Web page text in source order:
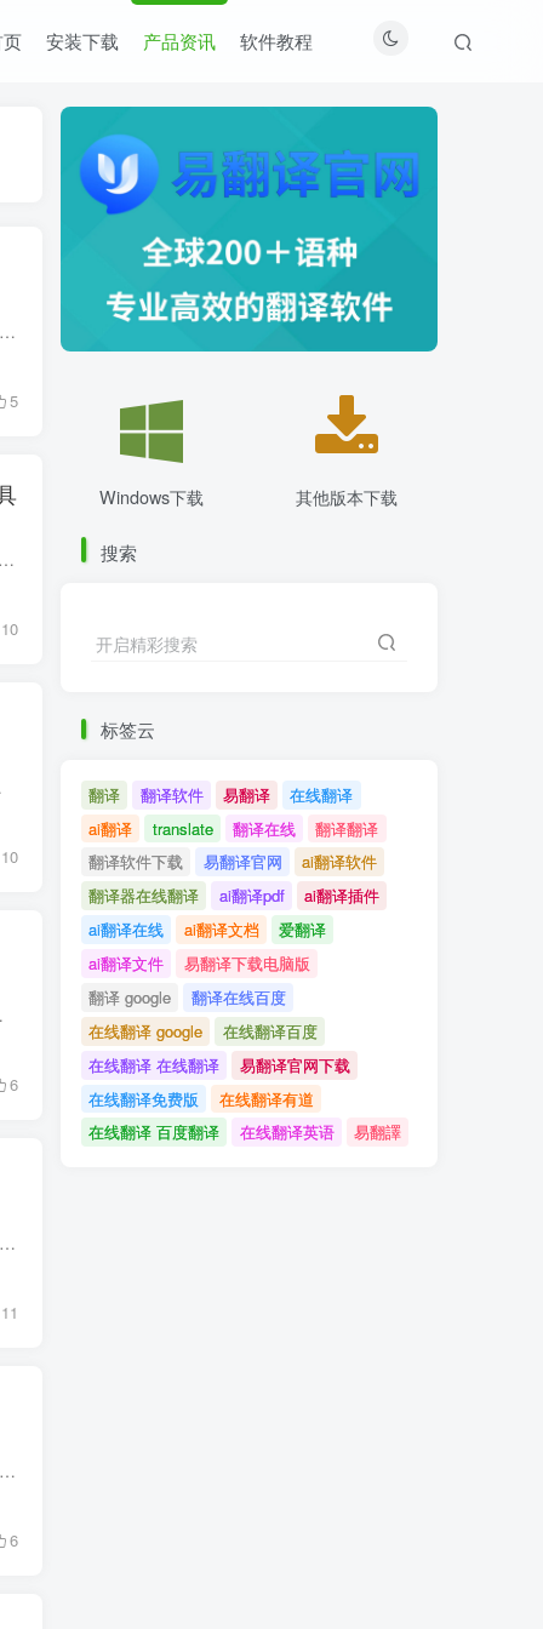
安装下载 产品资讯 软件教程
让每次出国都变得顺利，翻译软件全搞定！，出国翻译神器哪个好 出国旅游和商务，最令人头疼的莫过于语言不通的问题。虽然英语已成为国际通用语言，但在不同国家和不同场合，专业的交流仍然会遇...
5
让每一次跨境合作都顺利成功，AI翻译助你一臂之力！，跨境图片翻译工具 突破语言壁垒，开启全球化新篇章——AI翻译助力跨境合作 随着经济全球化脚步的加快，跨境合作已成为企业拓展市场、整合资...
10
不管是合同签...
10
会感到紧张和困惑。点...
6
让每一次对话都精准无误，智能翻译帮你达成梦想！，智能翻译神器 开启无界沟通的新纪元——智能翻译的核心力量 在这个信息爆炸、节奏飞快的时代，交流成为连接世界的桥梁。无论你是企业精英踏足...
11
让每一次对话都精准无误，智能翻译实现你的愿望！，智能翻译神器 在这个日益全球化的时代，跨越国界、跨越文化的沟通变得比以往任何时候都更加重要。无论是企业在拓展海外市场、个人进行留学交...
6
Windows下载 其他版本下载
搜索
开启精彩搜索
标签云
翻译 翻译软件 易翻译
在线翻译
ai翻译
translate 翻译在线
翻译翻译
翻译软件下载
易翻译官网
ai翻译软件
翻译器在线翻译
ai翻译pdf
ai翻译插件
ai翻译在线
ai翻译文档
爱翻译
ai翻译文件
易翻译下载电脑版
翻译 google
翻译在线百度
在线翻译 google
在线翻译百度
在线翻译 在线翻译
易翻译官网下载
在线翻译免费版
在线翻译有道
在线翻译 百度翻译
在线翻译英语 易翻譯